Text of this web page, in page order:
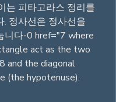
는 피타고라스 정리를
정사선은 정사선을
니다-0 href="7 where
act as the two
and the diagonal
(the hypotenuse).